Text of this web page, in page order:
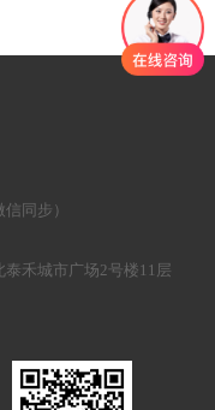
同步）
禾城市广场2号楼11层